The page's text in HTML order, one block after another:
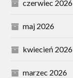
czerwiec 2026
maj 2026
kwiecień 2026
marzec 2026